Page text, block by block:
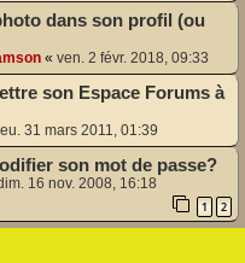
dans son profil (ou
« ven. 2 févr. 2018, 09:33
son Espace Forums à
31 mars 2011, 01:39
son mot de passe?
16 nov. 2008, 16:18
1 2